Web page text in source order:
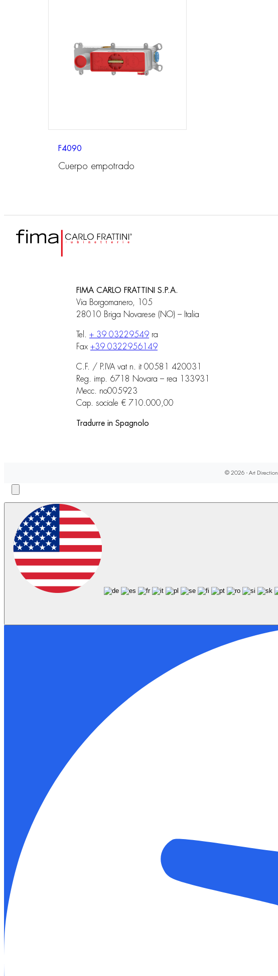
F4090
Cuerpo empotrado
FIMA CARLO FRATTINI S.P.A.
Via Borgomanero, 105
28010 Briga Novarese (NO) – Italia
Tel. + 39 03229549 ra
Fax +39 0322956149
C.F. / P.IVA vat n. it 00581 420031
Reg. imp. 6718 Novara – rea 133931
Mecc. no005923
Cap. sociale € 710.000,00
Tradurre in Spagnolo
© 2026 - Art Direction